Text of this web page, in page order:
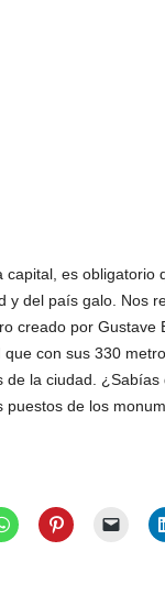
capital, es obligatorio
y del país galo. Nos
creado por Gustave
que con sus 330
de la ciudad. ¿Sabías
puestos de los